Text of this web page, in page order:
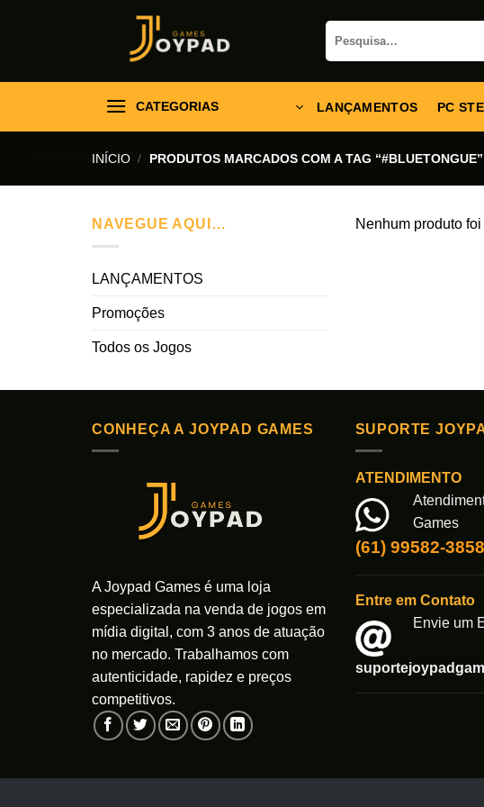
Pesquisar
por:
CATEGORIAS LANÇAMENTOS PC
INÍCIO / PRODUTOS MARCADOS COM A TAG “#BLUETONGUE”
NAVEGUE AQUI…
LANÇAMENTOS
Promoções
Todos os Jogos
Nenhum produto
CONHEÇA A JOYPAD GAMES
A Joypad Games é uma loja
especializada na venda de jogos em
mídia digital, com 3 anos de atuação
no mercado. Trabalhamos com
autenticidade, rapidez e preços
competitivos.
SUPORTE
ATENDIMENTO
Games
(61) 99582-3858
Entre em Contato
Envie um